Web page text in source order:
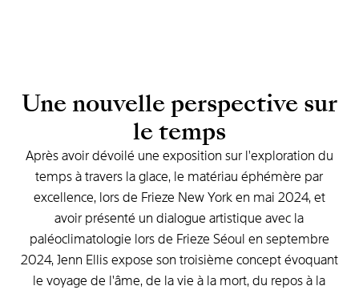
Unenouvelleperspectivesur
letemps
Aprèsavoirdévoilé une exposition sur l'exploration du
temps à travers la glace, le matériau éphémère par
excellence, lorsde Frieze NewYorken mai 2024,et
avoir présenté un dialogue artistique avec la
paléoclimatologie lorsde Frieze Séoul en septembre
2024,Jenn Ellisexpose son troisième conceptévoquant
le voyage de l'âme, de la vie à la mort, du repos à la